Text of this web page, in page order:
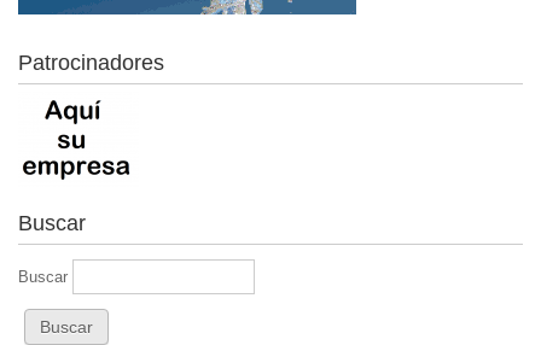
Patrocinadores
Buscar
Buscar